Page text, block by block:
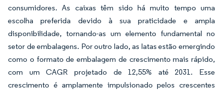
consumidores. As caixas têm sido há muito tempo uma
escolha preferida devido à sua praticidade e ampla
disponibilidade, tornando-as um elemento fundamental no
setor de embalagens. Por outro lado, as latas estão emergindo
como o formato de embalagem de crescimento mais rápido,
com um CAGR projetado de 12,55% até 2031. Esse
crescimento é amplamente impulsionado pelos crescentes